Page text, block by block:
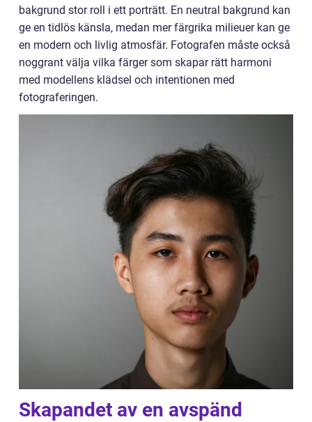
bakgrund stor roll i ett porträtt. En neutral bakgrund kan
ge en tidlös känsla, medan mer färgrika milieuer kan ge
en modern och livlig atmosfär. Fotografen måste också
noggrant välja vilka färger som skapar rätt harmoni
med modellens klädsel och intentionen med
fotograferingen.
Skapandet av en avspänd